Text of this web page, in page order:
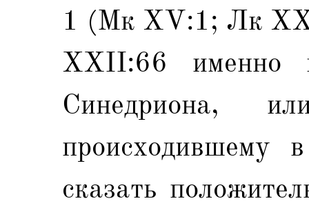
1 (Мк XV:1; Лк
XXII:66 именно
Синедриона,
происходившему
сказать